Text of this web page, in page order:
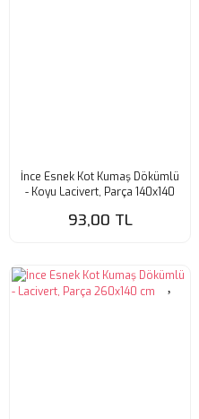
İnce Esnek Kot Kumaş Dökümlü
- Koyu Lacivert, Parça 140x140
93,00 TL